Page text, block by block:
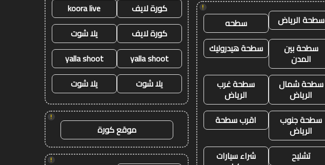
!
سطحة الرياض
سطحه
سطحة بين
المدن
سطحة هيدروليك
سطحة شمال
الرياض
سطحة غرب
الرياض
سطحة جنوب
الرياض
اقرب سطحة
تشليح شراء سيارات
كورة لايف
koora live
كورة لايف
يلا شوت
yalla shoot
yalla shoot
يلا شوت
يلا شوت
!
موقع كورة
!